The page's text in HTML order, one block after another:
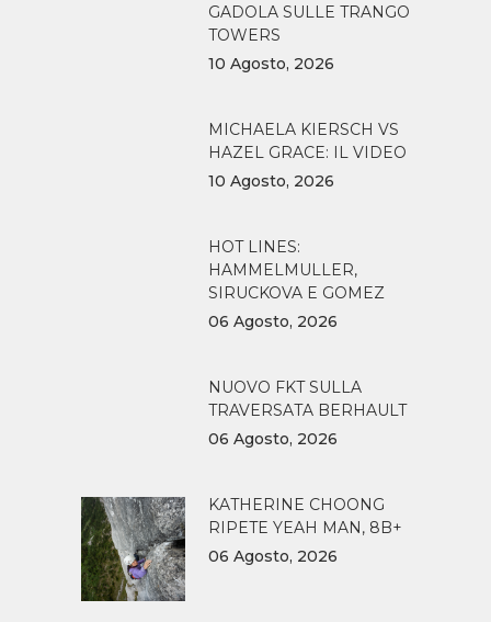
GADOLA SULLE TRANGO
TOWERS
10 Agosto, 2026
MICHAELA KIERSCH VS
HAZEL GRACE: IL VIDEO
10 Agosto, 2026
HOT LINES:
HAMMELMULLER,
SIRUCKOVA E GOMEZ
06 Agosto, 2026
NUOVO FKT SULLA
TRAVERSATA BERHAULT
06 Agosto, 2026
KATHERINE CHOONG
RIPETE YEAH MAN, 8B+
06 Agosto, 2026